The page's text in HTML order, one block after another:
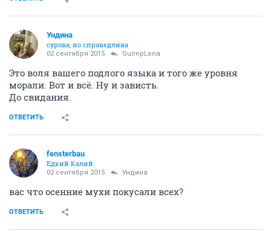
Ундинa
сурова, но справедлива
02 сентября 2015 GuimpLena
Это воля вашего подлого языка и того же уровня
морали. Вот и всё. Ну и зависть.
До свидания.
ОТВЕТИТЬ
fensterbau
Едкий Калий
02 сентября 2015 Ундинa
вас что осенние мухи покусали всех?
ОТВЕТИТЬ